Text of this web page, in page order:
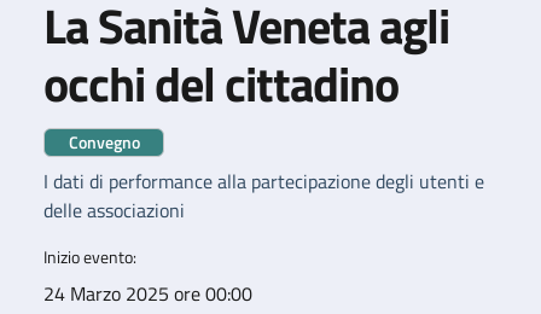
La Sanità Veneta agli
occhi del cittadino
Convegno
I dati di performance alla partecipazione degli utenti e
delle associazioni
Inizio evento:
24 Marzo 2025 ore 00:00